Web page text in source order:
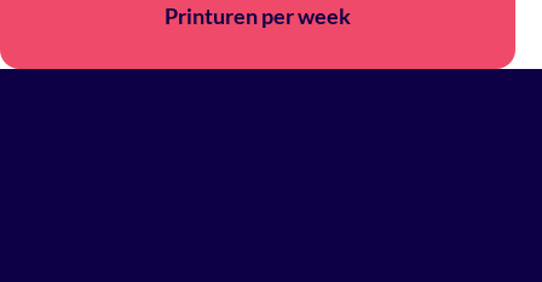
Printuren per week